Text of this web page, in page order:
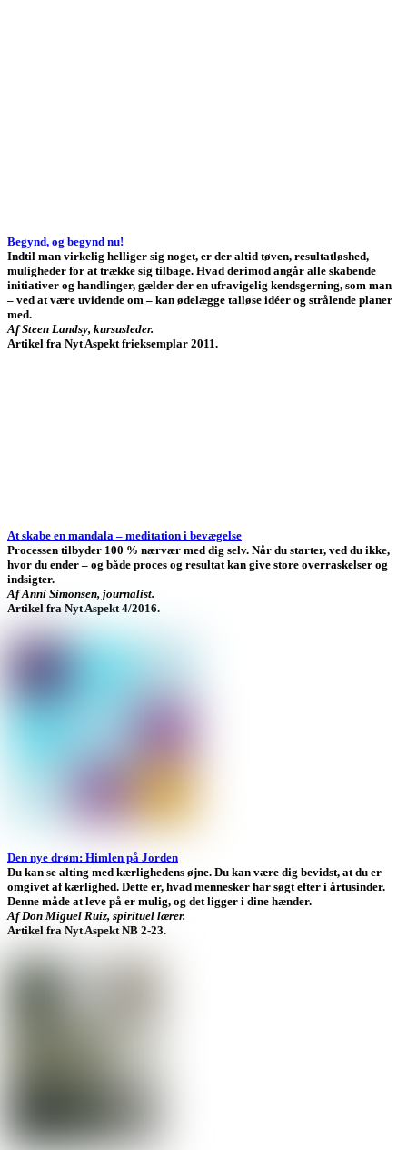
Begynd, og begynd nu!
Indtil man virkelig helliger sig noget, er der altid tøven, resultatløshed,
muligheder for at trække sig tilbage. Hvad derimod angår alle skabende
initiativer og handlinger, gælder der en ufravigelig kendsgerning, som man
– ved at være uvidende om – kan ødelægge talløse idéer og strålende planer
med.
Af Steen Landsy, kursusleder.
Artikel fra Nyt Aspekt frieksemplar 2011.
At skabe en mandala – meditation i bevægelse
Processen tilbyder 100 % nærvær med dig selv. Når du starter, ved du ikke,
hvor du ender – og både proces og resultat kan give store overraskelser og
indsigter.
Af Anni Simonsen, journalist.
Artikel fra Nyt Aspekt 4/2016.
Den nye drøm: Himlen på Jorden
Du kan se alting med kærlighedens øjne. Du kan være dig bevidst, at du er
omgivet af kærlighed. Dette er, hvad mennesker har søgt efter i årtusinder.
Denne måde at leve på er mulig, og det ligger i dine hænder.
Af Don Miguel Ruiz, spirituel lærer.
Artikel fra Nyt Aspekt NB 2-23.